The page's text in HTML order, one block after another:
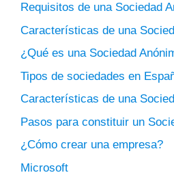
Requisitos de una Sociedad
Características de una
¿Qué es una Sociedad
Tipos de sociedades en
Características de una
Pasos para constituir un
¿Cómo crear una empresa?
Microsoft